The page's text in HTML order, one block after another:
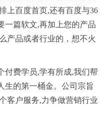
上百度首页,还有百度与36
一篇软文,再加上您的产品
产品或者行业的，想不火
付费学员,学有所成,我们帮
生的第一桶金。公司宗旨
客户服务,力争做营销行业